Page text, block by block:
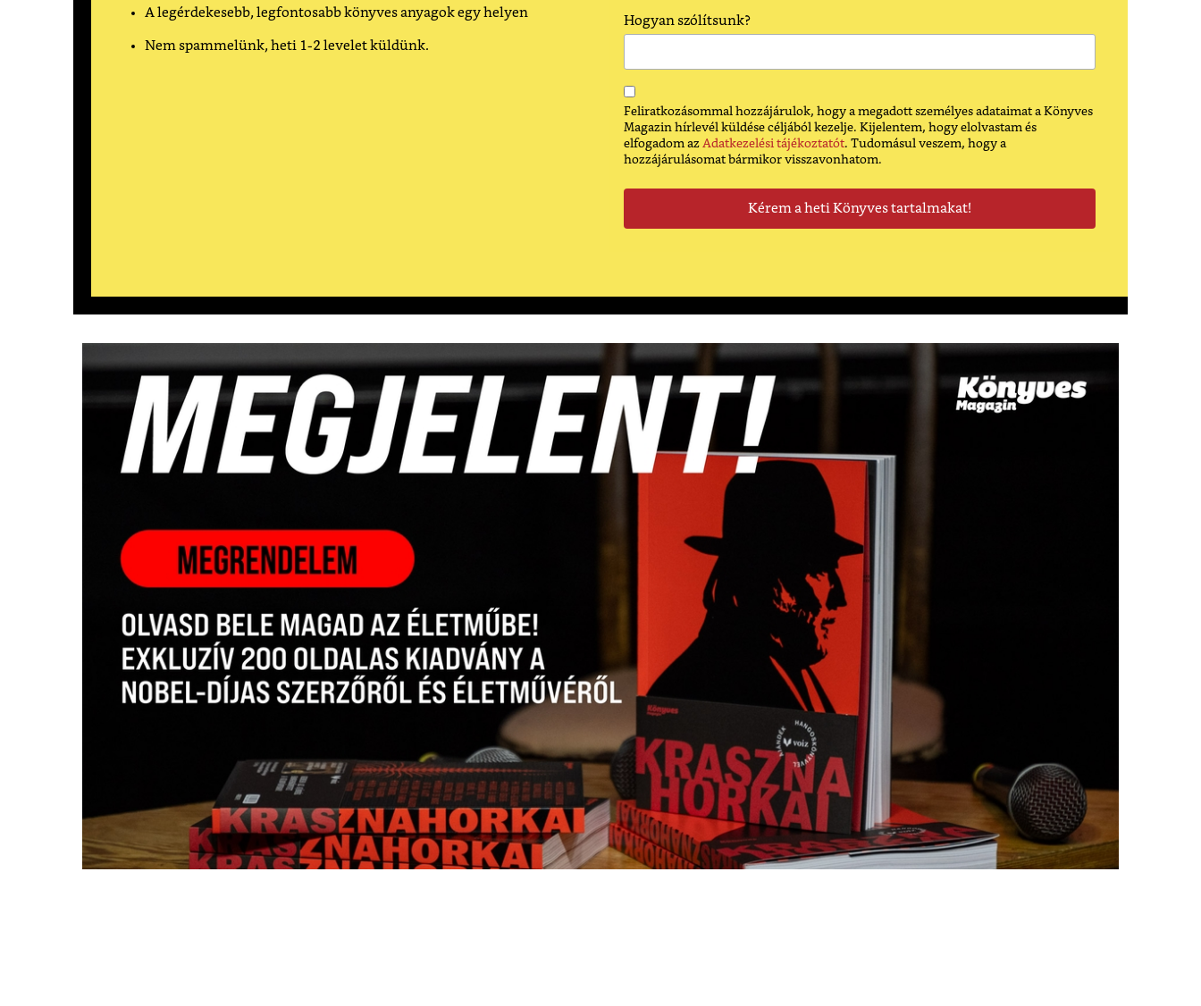
A legérdekesebb, legfontosabb könyves anyagok egy helyen
Nem spammelünk, heti 1-2 levelet küldünk.
Hogyan szólítsunk?
Feliratkozásommal hozzájárulok, hogy a megadott személyes adataimat a Könyves
Magazin hírlevél küldése céljából kezelje. Kijelentem, hogy elolvastam és
elfogadom az Adatkezelési tájékoztatót. Tudomásul veszem, hogy a
hozzájárulásomat bármikor visszavonhatom.